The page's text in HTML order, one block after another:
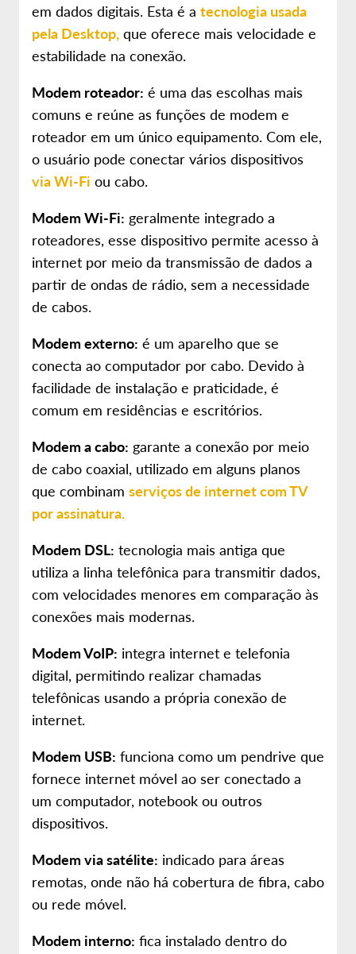
em dados digitais. Esta é a tecnologia usada
pela Desktop, que oferece mais velocidade e
estabilidade na conexão.
Modem roteador: é uma das escolhas mais
comuns e reúne as funções de modem e
roteador em um único equipamento. Com ele,
o usuário pode conectar vários dispositivos
via Wi-Fi ou cabo.
Modem Wi-Fi: geralmente integrado a
roteadores, esse dispositivo permite acesso à
internet por meio da transmissão de dados a
partir de ondas de rádio, sem a necessidade
de cabos.
Modem externo: é um aparelho que se
conecta ao computador por cabo. Devido à
facilidade de instalação e praticidade, é
comum em residências e escritórios.
Modem a cabo: garante a conexão por meio
de cabo coaxial, utilizado em alguns planos
que combinam serviços de internet com TV
por assinatura.
Modem DSL: tecnologia mais antiga que
utiliza a linha telefônica para transmitir dados,
com velocidades menores em comparação às
conexões mais modernas.
Modem VoIP: integra internet e telefonia
digital, permitindo realizar chamadas
telefônicas usando a própria conexão de
internet.
Modem USB: funciona como um pendrive que
fornece internet móvel ao ser conectado a
um computador, notebook ou outros
dispositivos.
Modem via satélite: indicado para áreas
remotas, onde não há cobertura de fibra, cabo
ou rede móvel.
Modem interno: fica instalado dentro do